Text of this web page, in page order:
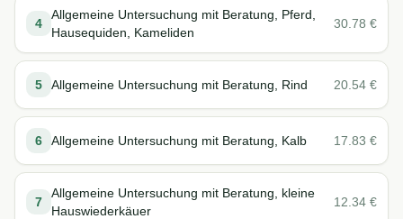
4
Allgemeine Untersuchung mit Beratung, Pferd,
Hausequiden, Kameliden
30.78 €
5 Allgemeine Untersuchung mit Beratung, Rind 20.54 €
6 Allgemeine Untersuchung mit Beratung, Kalb 17.83 €
7
Allgemeine Untersuchung mit Beratung, kleine
Hauswiederkäuer
12.34 €